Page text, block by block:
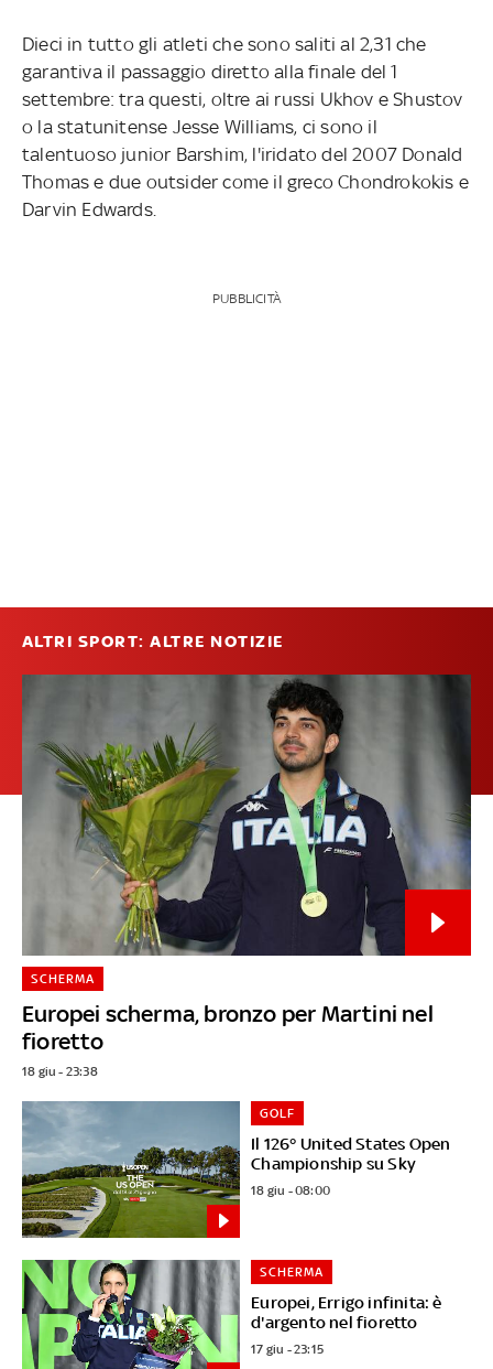
Dieci in tutto gli atleti che sono saliti al 2,31 che
garantiva il passaggio diretto alla finale del 1
settembre: tra questi, oltre ai russi Ukhov e Shustov
o la statunitense Jesse Williams, ci sono il
talentuoso junior Barshim, l'iridato del 2007 Donald
Thomas e due outsider come il greco Chondrokokis e
Darvin Edwards.
PUBBLICITÀ
ALTRI SPORT: ALTRE NOTIZIE
Europei scherma, bronzo per Martini nel
fioretto
SCHERMA
18 giu - 23:38
Il 126° United States Open
Championship su Sky
GOLF
18 giu - 08:00
Europei, Errigo infinita: è
d'argento nel fioretto
SCHERMA
17 giu - 23:15